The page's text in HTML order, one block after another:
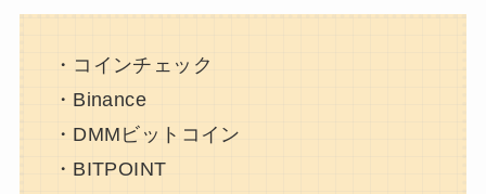
・コインチェック
・Binance
・DMMビットコイン
・BITPOINT